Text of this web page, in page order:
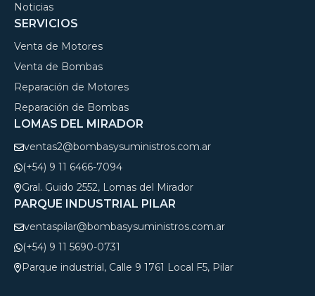
Noticias
SERVICIOS
Venta de Motores
Venta de Bombas
Reparación de Motores
Reparación de Bombas
LOMAS DEL MIRADOR
ventas2@bombasysuministros.com.ar
(+54) 9 11 6466-7094
Gral. Guido 2552, Lomas del Mirador
PARQUE INDUSTRIAL PILAR
ventaspilar@bombasysuministros.com.ar
(+54) 9 11 5690-0731
Parque industrial, Calle 9 1761 Local F5, Pilar